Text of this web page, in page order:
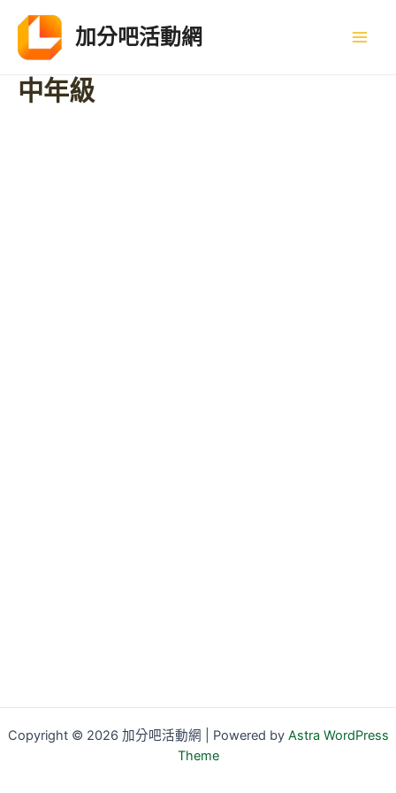
加分吧活動網
中年級
Copyright © 2026 加分吧活動網 | Powered by Astra WordPress
Theme